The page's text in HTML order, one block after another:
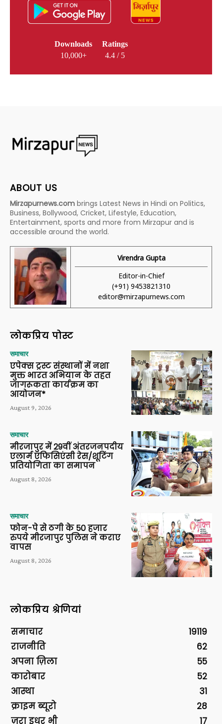
Downloads
10,000+
Ratings
4.4 / 5
ABOUT US
Mirzapurnews.com brings Latest News in Hindi on Politics,
Business, Bollywood, Cricket, Lifestyle, Education,
Entertainment, sports and more from Mirzapur and is
accessible around the world.
Virendra Gupta
Editor-in-Chief
(+91) 9453821310
editor@mirzapurnews.com
लोकप्रिय पोस्ट
समाचार
एपेक्स ट्रस्ट संस्थानों में नशा
मुक्त भारत अभियान के तहत
जागरूकता कार्यक्रम का
आयोजन*
August 9, 2026
समाचार
मीरजापुर में 29वीं अंतरजनपदीय
एलार्म एफिसिएंसी रेस/शूटिंग
प्रतियोगिता का समापन
August 8, 2026
समाचार
फोन-पे से ठगी के 50 हजार
रुपये मीरजापुर पुलिस ने कराए
वापस
August 8, 2026
लोकप्रिय श्रेणियां
समाचार
19119
राजनीति
62
अपना ज़िला
55
कारोबार
52
आस्था
31
क्राइम ब्यूरो
28
ज़रा इधर भी
17